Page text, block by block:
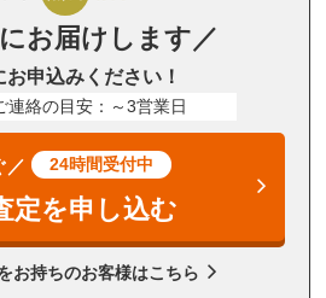
お届けします／
お申込みください！
連絡の目安：～3営業日
／ 24時間受付中
定を申し込む
お持ちのお客様はこちら